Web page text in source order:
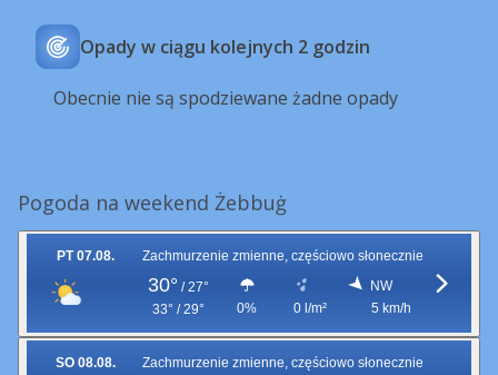
Opady w ciągu kolejnych 2 godzin
Obecnie nie są spodziewane żadne opady
Pogoda na weekend Żebbuġ
PT 07.08. Zachmurzenie zmienne, częściowo słonecznie
30° / 27°
33° / 29°
0% 0 l/m²
NW
5 km/h
SO 08.08. Zachmurzenie zmienne, częściowo słonecznie